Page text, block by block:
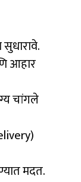
आहार
चांगले
मदत.